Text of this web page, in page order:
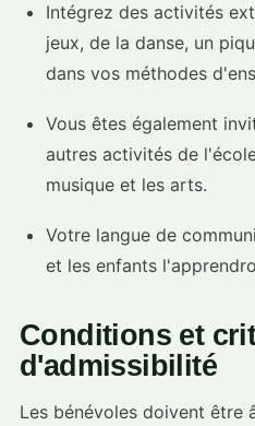
Intégrez des activités
jeux, de la danse, un
dans vos méthodes
Vous êtes également
autres activités de
musique et les arts.
Votre langue de
et les enfants
Conditions et
d'admissibilité
Les bénévoles doivent être